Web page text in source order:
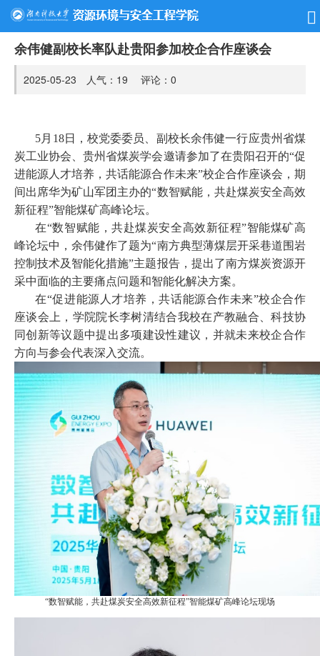
余伟健副校长率队赴贵阳参加校企合作座谈会
2025-05-23 人气： 19 评论： 0
5月 18日，校党委委员、副校长余伟健一行应贵州省煤
炭工业协会、贵州省煤炭学会邀请参加了在贵阳召开的“促
进能源人才培养，共话能源合作未来”校企合作座谈会，期
间出席华为矿山军团主办的“数智赋能，共赴煤炭安全高效
新征程”智能煤矿高峰论坛。
在“数智赋能，共赴煤炭安全高效新征程”智能煤矿高
峰论坛中，余伟健作了题为“南方典型薄煤层开采巷道围岩
控制技术及智能化措施”主题报告，提出了南方煤炭资源开
采中面临的主要痛点问题和智能化解决方案。
在“促进能源人才培养，共话能源合作未来”校企合作
座谈会上，学院院长李树清结合我校在产教融合、科技协
同创新等议题中提出多项建设性建议，并就未来校企合作
方向与参会代表深入交流。
“数智赋能，共赴煤炭安全高效新征程”智能煤矿高峰论坛现场